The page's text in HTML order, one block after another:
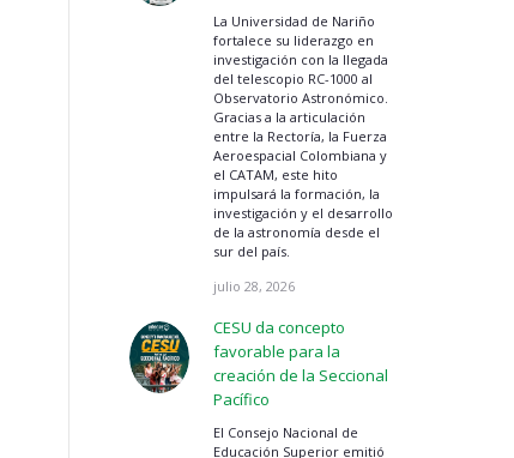
La Universidad de Nariño
fortalece su liderazgo en
investigación con la llegada
del telescopio RC-1000 al
Observatorio Astronómico.
Gracias a la articulación
entre la Rectoría, la Fuerza
Aeroespacial Colombiana y
el CATAM, este hito
impulsará la formación, la
investigación y el desarrollo
de la astronomía desde el
sur del país.
julio 28, 2026
CESU da concepto
favorable para la
creación de la Seccional
Pacífico
El Consejo Nacional de
Educación Superior emitió